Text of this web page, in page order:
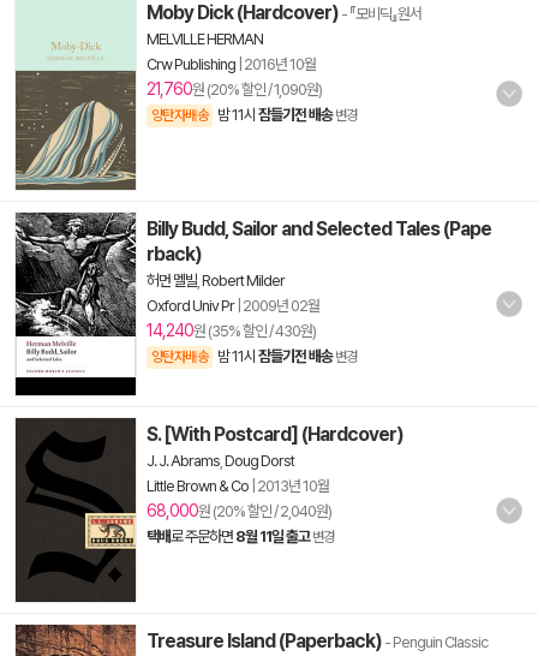
Moby Dick (Hardcover) - 『모비딕』원서
MELVILLE HERMAN
Crw Publishing 2016년 10월
21,760원 (20% 할인 / 1,090원)
양탄자배송 밤 11시 잠들기전 배송 변경
Billy Budd, Sailor and Selected Tales (Pape
rback)
허먼 멜빌 Robert Milder
Oxford Univ Pr| 2009년 02월
14,240원 (35% 할인 / 430원)
양탄자배송 밤 11시 잠들기전 배송 변경
S. [With Postcard] (Hardcover)
J. J. Abrams Doug Dorst
Little Brown & Co 2013년 10월
68,000원 (20% 할인 / 2,040원)
택배로 주문하면 8월 11일 출고 변경
Treasure Island (Paperback) - Penguin Classic